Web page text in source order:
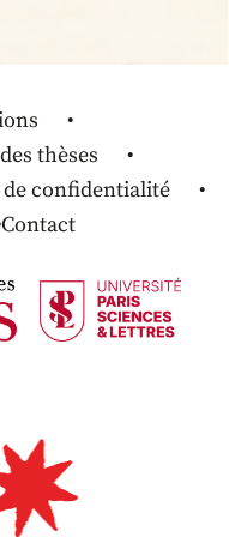
thèses
confidentialité
Contact